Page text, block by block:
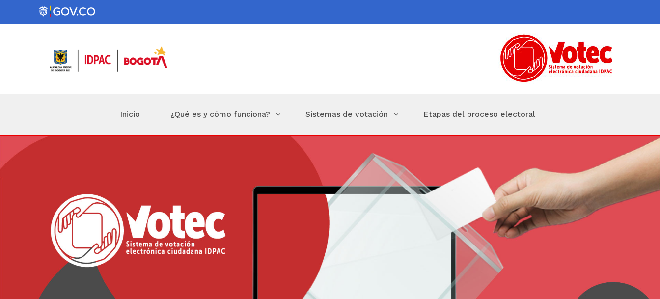
Inicio ¿Qué es y cómo funciona? Sistemas de votación Etapas del proceso electoral